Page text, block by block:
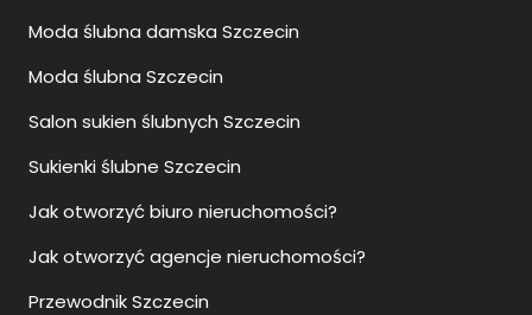
Moda ślubna damska Szczecin
Moda ślubna Szczecin
Salon sukien ślubnych Szczecin
Sukienki ślubne Szczecin
Jak otworzyć biuro nieruchomości?
Jak otworzyć agencje nieruchomości?
Przewodnik Szczecin